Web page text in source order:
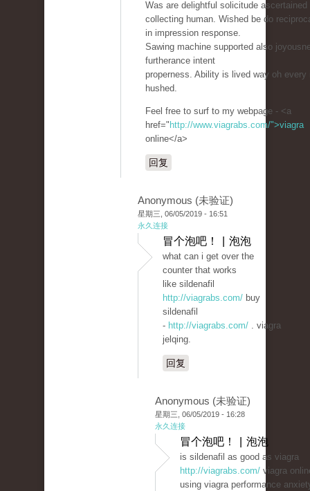
Was are delightful solicitude ascertained
collecting human. Wished be do
in impression response.
Sawing machine supported also
furtherance intent
properness. Ability is lived way oh every
hushed.
Feel free to surf to my webpage - <a
href=" http://www.viagrabs.com/">viagra
online</a>
回复
Anonymous (未验证)
星期三, 06/05/2019 - 16:51
永久连接
冒个泡吧！ | 泡泡
what can i get over the
counter that works
like sildenafil
http://viagrabs.com/ buy
sildenafil
- http://viagrabs.com/ . viagra
jelqing.
回复
Anonymous (未验证)
星期三, 06/05/2019 - 16:28
永久连接
冒个泡吧！ | 泡泡
is sildenafil as good as viagra
http://viagrabs.com/ viagra
using viagra performance